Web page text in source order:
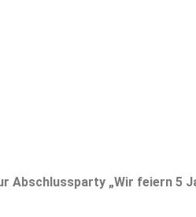
Abschlussparty „Wir feiern 5